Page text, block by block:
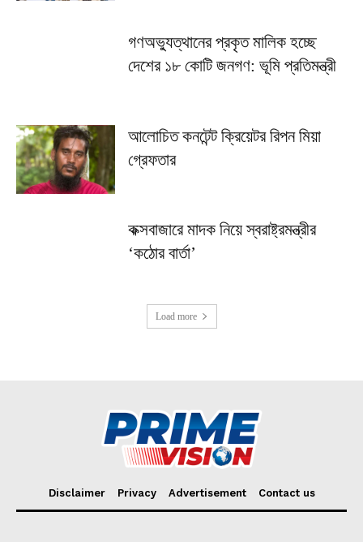
গণঅভ্যুত্থানের প্রকৃত মালিক হচ্ছে
দেশের ১৮ কোটি জনগণ: ভূমি প্রতিমন্ত্রী
আলোচিত কনটেন্ট ক্রিয়েটর রিপন মিয়া
গ্রেফতার
কক্সবাজারে মাদক নিয়ে স্বরাষ্ট্রমন্ত্রীর
‘কঠোর বার্তা’
Load more
Disclaimer Privacy Advertisement Contact us